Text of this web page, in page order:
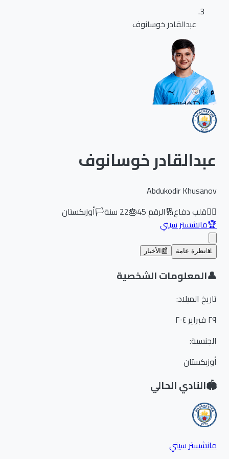
عبدالقادر خوسانوف
عبدالقادر خوسانوف
Abdukodir Khusanov
قلب دفاع🔢الرقم45
🎂
22سنة🏳️أوزبكستان
مانشستر سيتي
نظرة عامة 📰 الأخبار
المعلومات الشخصية
تاريخ الميلاد:
الجنسية:
أوزبكستان
النادي الحالي
مانشستر سيتي